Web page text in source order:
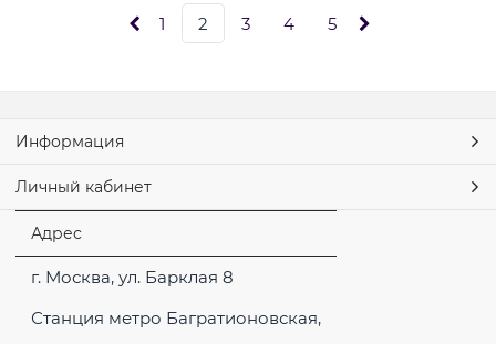
1 2 3 4 5
Информация
Личный кабинет
Адрес
г. Москва, ул. Барклая 8
Станция метро Багратионовская,